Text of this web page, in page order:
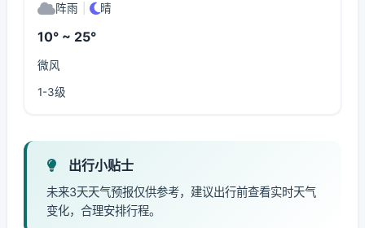
阵雨 晴
10° ~ 25°
微风
1-3级
出行小贴士
未来3天天气预报仅供参考，建议出行前查看实时天气
变化，合理安排行程。